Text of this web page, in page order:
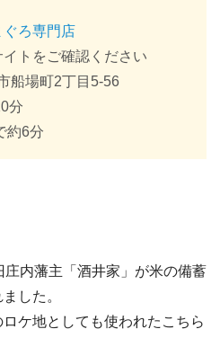
ろ専門店
トをご確認ください
船場町2丁目5-56
分
約6分
内藩主「酒井家」が米の備蓄
した。
ケ地としても使われたこちら